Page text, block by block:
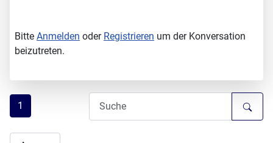
Bitte Anmelden oder Registrieren um der Konversation
beizutreten.
1